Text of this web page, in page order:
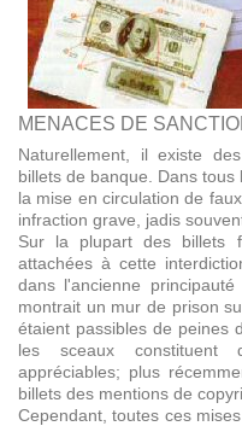
MENACES DE
Naturellement, il existe
billets de banque. Dans
la mise en circulation de
infraction grave, jadis
Sur la plupart des billets
attachées à cette
dans l'ancienne
montrait un mur de prison
étaient passibles de peines
les sceaux constituent
appréciables; plus
billets des mentions de
Cependant, toutes ces